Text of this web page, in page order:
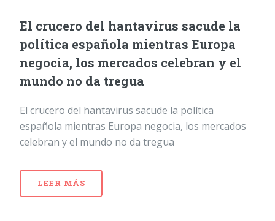
El crucero del hantavirus sacude la
política española mientras Europa
negocia, los mercados celebran y el
mundo no da tregua
El crucero del hantavirus sacude la política
española mientras Europa negocia, los mercados
celebran y el mundo no da tregua
LEER MÁS